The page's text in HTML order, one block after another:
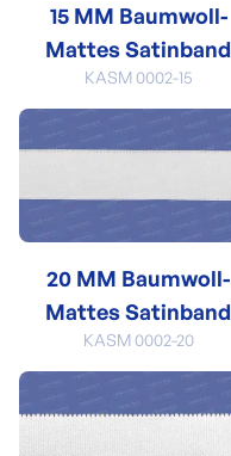
15 MM Baumwoll-
Mattes Satinband
KASM 0002-15
20 MM Baumwoll-
Mattes Satinband
KASM 0002-20